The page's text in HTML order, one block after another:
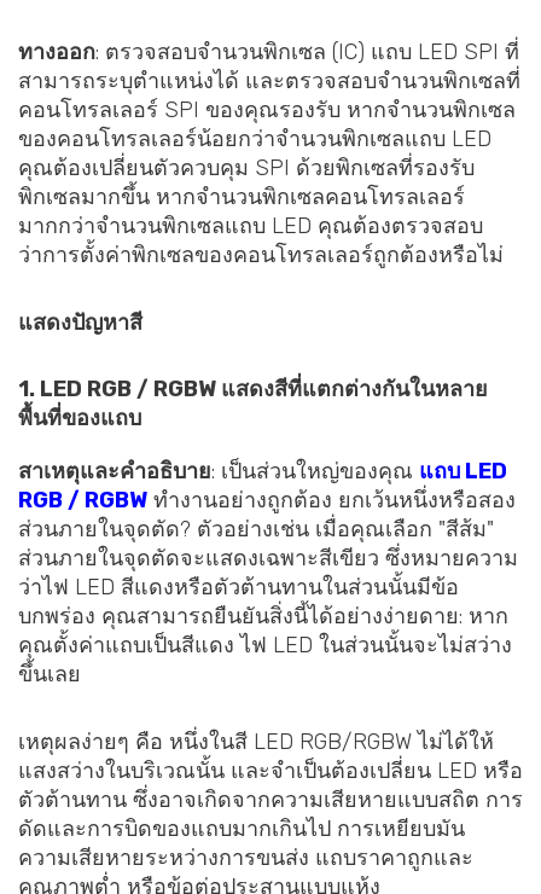
ทางออก: ตรวจสอบจำนวนพิกเซล (IC) แถบ LED SPI ที่
สามารถระบุตำแหน่งได้ และตรวจสอบจำนวนพิกเซลที่
คอนโทรลเลอร์ SPI ของคุณรองรับ หากจำนวนพิกเซล
ของคอนโทรลเลอร์น้อยกว่าจำนวนพิกเซลแถบ LED
คุณต้องเปลี่ยนตัวควบคุม SPI ด้วยพิกเซลที่รองรับ
พิกเซลมากขึ้น หากจำนวนพิกเซลคอนโทรลเลอร์
มากกว่าจำนวนพิกเซลแถบ LED คุณต้องตรวจสอบ
ว่าการตั้งค่าพิกเซลของคอนโทรลเลอร์ถูกต้องหรือไม่
แสดงปัญหาสี
1. LED RGB / RGBW แสดงสีที่แตกต่างกันในหลาย
พื้นที่ของแถบ
สาเหตุและคำอธิบาย: เป็นส่วนใหญ่ของคุณ แถบ LED
RGB / RGBW ทำงานอย่างถูกต้อง ยกเว้นหนึ่งหรือสอง
ส่วนภายในจุดตัด? ตัวอย่างเช่น เมื่อคุณเลือก "สีส้ม"
ส่วนภายในจุดตัดจะแสดงเฉพาะสีเขียว ซึ่งหมายความ
ว่าไฟ LED สีแดงหรือตัวต้านทานในส่วนนั้นมีข้อ
บกพร่อง คุณสามารถยืนยันสิ่งนี้ได้อย่างง่ายดาย: หาก
คุณตั้งค่าแถบเป็นสีแดง ไฟ LED ในส่วนนั้นจะไม่สว่าง
ขึ้นเลย
เหตุผลง่ายๆ คือ หนึ่งในสี LED RGB/RGBW ไม่ได้ให้
แสงสว่างในบริเวณนั้น และจำเป็นต้องเปลี่ยน LED หรือ
ตัวต้านทาน ซึ่งอาจเกิดจากความเสียหายแบบสถิต การ
ดัดและการบิดของแถบมากเกินไป การเหยียบมัน
ความเสียหายระหว่างการขนส่ง แถบราคาถูกและ
คุณภาพต่ำ หรือข้อต่อประสานแบบแห้ง